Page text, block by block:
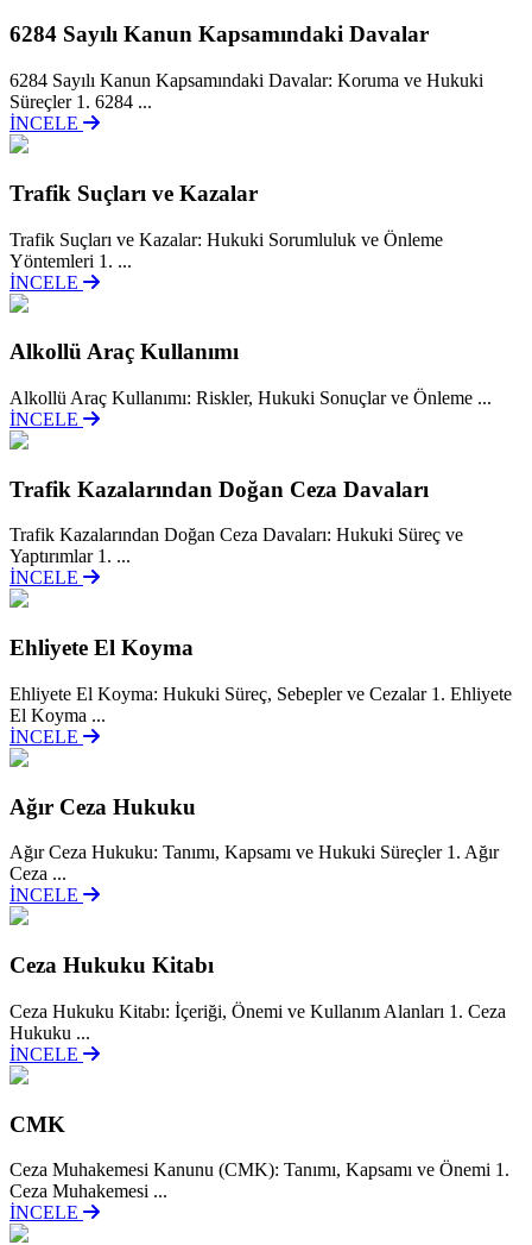
6284 Sayılı Kanun Kapsamındaki Davalar
6284 Sayılı Kanun Kapsamındaki Davalar: Koruma ve Hukuki
Süreçler 1. 6284 ...
İNCELE
Trafik Suçları ve Kazalar
Trafik Suçları ve Kazalar: Hukuki Sorumluluk ve Önleme
Yöntemleri 1. ...
İNCELE
Alkollü Araç Kullanımı
Alkollü Araç Kullanımı: Riskler, Hukuki Sonuçlar ve Önleme ...
İNCELE
Trafik Kazalarından Doğan Ceza Davaları
Trafik Kazalarından Doğan Ceza Davaları: Hukuki Süreç ve
Yaptırımlar 1. ...
İNCELE
Ehliyete El Koyma
Ehliyete El Koyma: Hukuki Süreç, Sebepler ve Cezalar 1. Ehliyete
El Koyma ...
İNCELE
Ağır Ceza Hukuku
Ağır Ceza Hukuku: Tanımı, Kapsamı ve Hukuki Süreçler 1. Ağır
Ceza ...
İNCELE
Ceza Hukuku Kitabı
Ceza Hukuku Kitabı: İçeriği, Önemi ve Kullanım Alanları 1. Ceza
Hukuku ...
İNCELE
CMK
Ceza Muhakemesi Kanunu (CMK): Tanımı, Kapsamı ve Önemi 1.
Ceza Muhakemesi ...
İNCELE